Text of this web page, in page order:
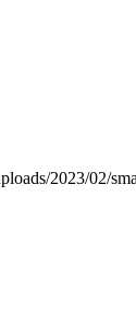
2023/02/